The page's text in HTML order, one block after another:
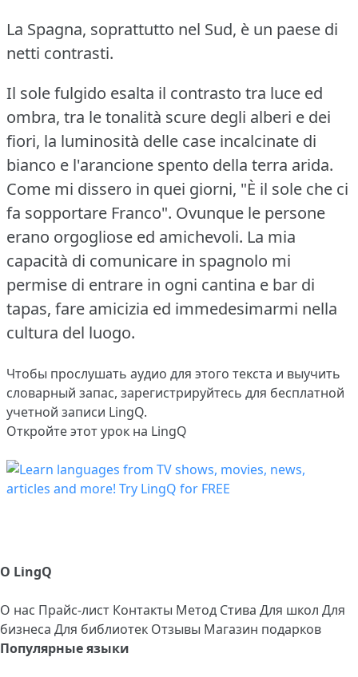
La Spagna, soprattutto nel Sud, è un paese di
netti contrasti.
Il sole fulgido esalta il contrasto tra luce ed
ombra, tra le tonalità scure degli alberi e dei
fiori, la luminosità delle case incalcinate di
bianco e l'arancione spento della terra arida.
Come mi dissero in quei giorni, "È il sole che ci
fa sopportare Franco". Ovunque le persone
erano orgogliose ed amichevoli. La mia
capacità di comunicare in spagnolo mi
permise di entrare in ogni cantina e bar di
tapas, fare amicizia ed immedesimarmi nella
cultura del luogo.
Чтобы прослушать аудио для этого текста и выучить
словарный запас, зарегистрируйтесь для бесплатной
учетной записи LingQ.
Откройте этот урок на LingQ
О LingQ
О нас Прайс-лист Контакты Метод Стива Для школ Для
бизнеса Для библиотек Отзывы Магазин подарков
Популярные языки